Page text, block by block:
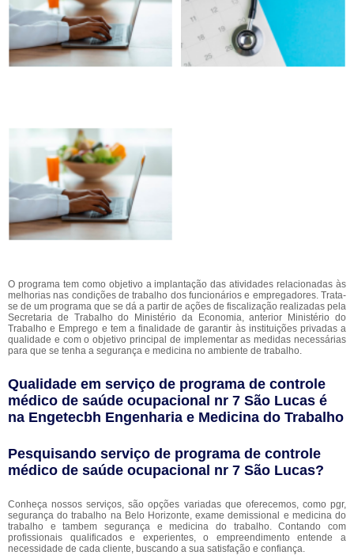
O programa tem como objetivo a implantação das atividades relacionadas às
melhorias nas condições de trabalho dos funcionários e empregadores. Trata-
se de um programa que se dá a partir de ações de fiscalização realizadas pela
Secretaria de Trabalho do Ministério da Economia, anterior Ministério do
Trabalho e Emprego e tem a finalidade de garantir às instituições privadas a
qualidade e com o objetivo principal de implementar as medidas necessárias
para que se tenha a segurança e medicina no ambiente de trabalho.
Qualidade em serviço de programa de controle
médico de saúde ocupacional nr 7 São Lucas é
na Engetecbh Engenharia e Medicina do Trabalho
Pesquisando serviço de programa de controle
médico de saúde ocupacional nr 7 São Lucas?
Conheça nossos serviços, são opções variadas que oferecemos, como pgr,
segurança do trabalho na Belo Horizonte, exame demissional e medicina do
trabalho e tambem segurança e medicina do trabalho. Contando com
profissionais qualificados e experientes, o empreendimento entende a
necessidade de cada cliente, buscando a sua satisfação e confiança.